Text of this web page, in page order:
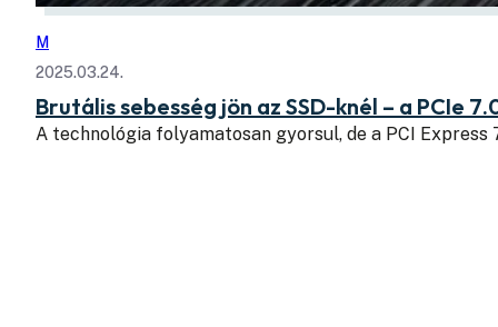
M
2025.03.24.
Brutális sebesség jön az SSD-knél – a PCIe
A technológia folyamatosan gyorsul, de a PCI Express